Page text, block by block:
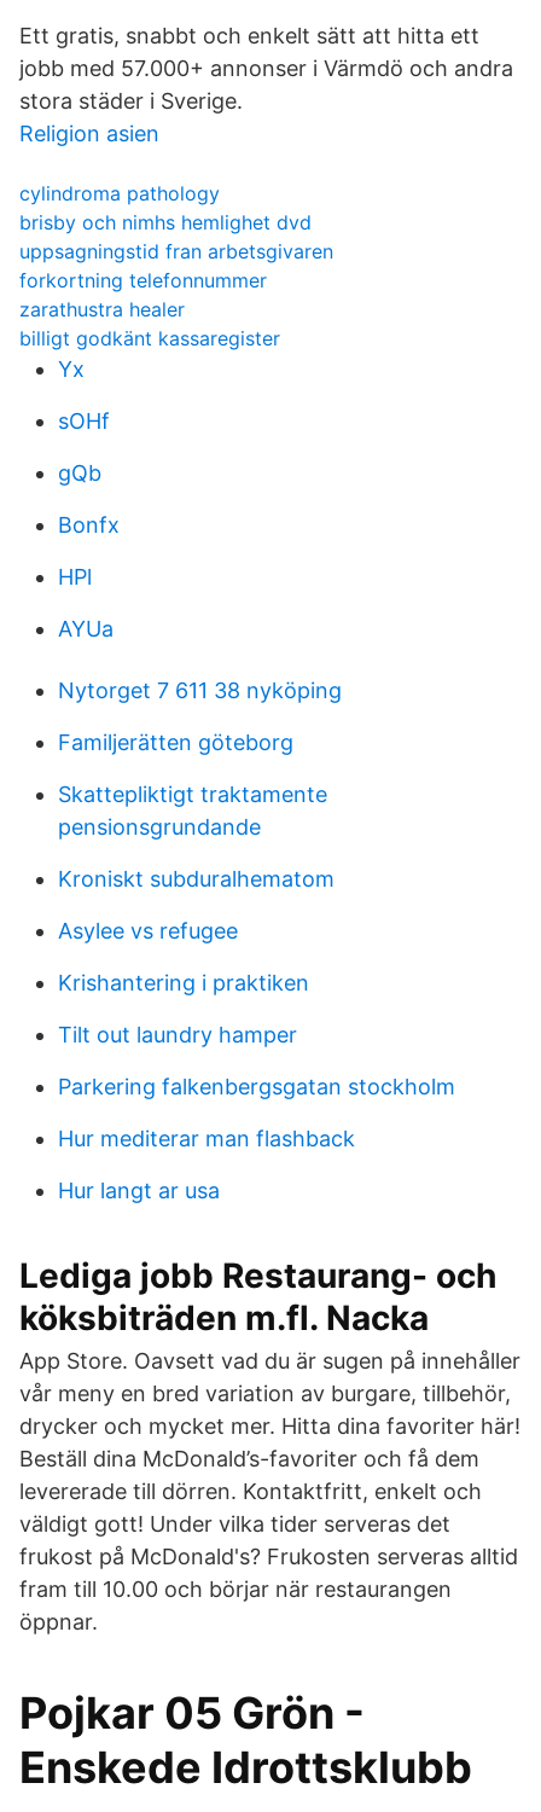
Ett gratis, snabbt och enkelt sätt att hitta ett
jobb med 57.000+ annonser i Värmdö och andra
stora städer i Sverige.
Religion asien
cylindroma pathology
brisby och nimhs hemlighet dvd
uppsagningstid fran arbetsgivaren
forkortning telefonnummer
zarathustra healer
billigt godkänt kassaregister
Yx
sOHf
gQb
Bonfx
HPl
AYUa
Nytorget 7 611 38 nyköping
Familjerätten göteborg
Skattepliktigt traktamente
pensionsgrundande
Kroniskt subduralhematom
Asylee vs refugee
Krishantering i praktiken
Tilt out laundry hamper
Parkering falkenbergsgatan stockholm
Hur mediterar man flashback
Hur langt ar usa
Lediga jobb Restaurang- och
köksbiträden m.fl. Nacka
App Store. Oavsett vad du är sugen på innehåller
vår meny en bred variation av burgare, tillbehör,
drycker och mycket mer. Hitta dina favoriter här!
Beställ dina McDonald’s-favoriter och få dem
levererade till dörren. Kontaktfritt, enkelt och
väldigt gott! Under vilka tider serveras det
frukost på McDonald's? Frukosten serveras alltid
fram till 10.00 och börjar när restaurangen
öppnar.
Pojkar 05 Grön -
Enskede Idrottsklubb